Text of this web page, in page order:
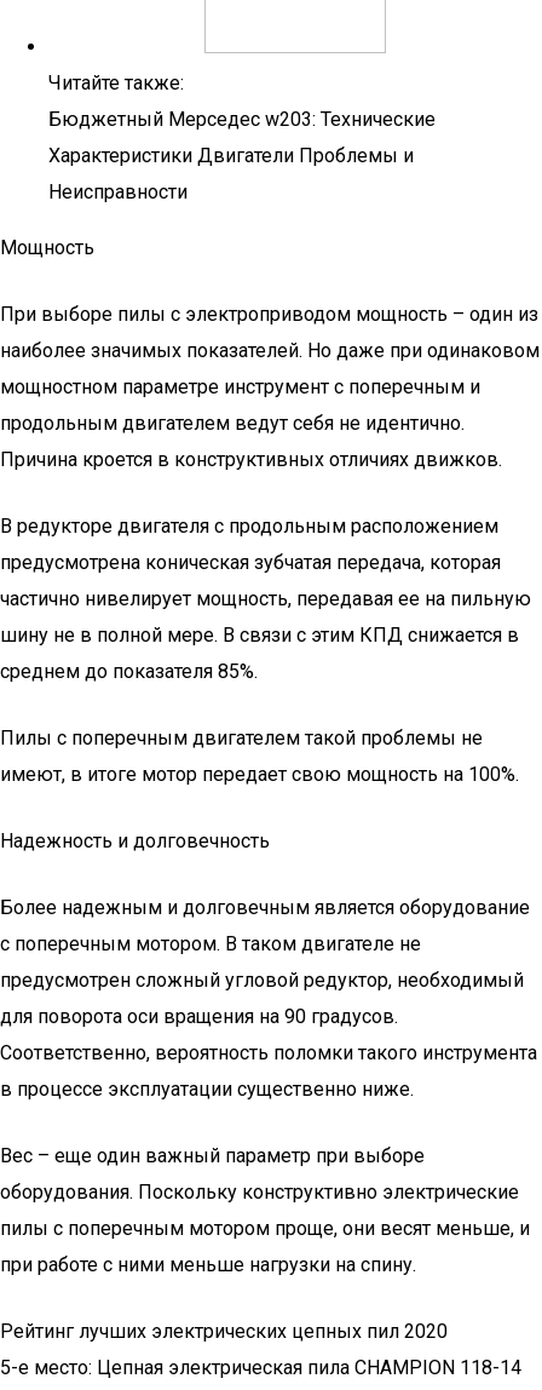
Читайте также:
Бюджетный Мерседес w203: Технические
Характеристики Двигатели Проблемы и
Неисправности
Мощность
При выборе пилы с электроприводом мощность – один из
наиболее значимых показателей. Но даже при одинаковом
мощностном параметре инструмент с поперечным и
продольным двигателем ведут себя не идентично.
Причина кроется в конструктивных отличиях движков.
В редукторе двигателя с продольным расположением
предусмотрена коническая зубчатая передача, которая
частично нивелирует мощность, передавая ее на пильную
шину не в полной мере. В связи с этим КПД снижается в
среднем до показателя 85%.
Пилы с поперечным двигателем такой проблемы не
имеют, в итоге мотор передает свою мощность на 100%.
Надежность и долговечность
Более надежным и долговечным является оборудование
с поперечным мотором. В таком двигателе не
предусмотрен сложный угловой редуктор, необходимый
для поворота оси вращения на 90 градусов.
Соответственно, вероятность поломки такого инструмента
в процессе эксплуатации существенно ниже.
Вес – еще один важный параметр при выборе
оборудования. Поскольку конструктивно электрические
пилы с поперечным мотором проще, они весят меньше, и
при работе с ними меньше нагрузки на спину.
Рейтинг лучших электрических цепных пил 2020
5-е место: Цепная электрическая пила CHAMPION 118-14